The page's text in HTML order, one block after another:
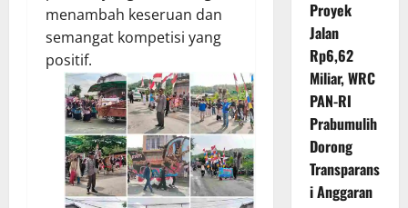
menambah keseruan dan
semangat kompetisi yang
positif.
Proyek
Jalan
Rp6,62
Miliar, WRC
PAN-RI
Prabumulih
Dorong
Transparans
i Anggaran